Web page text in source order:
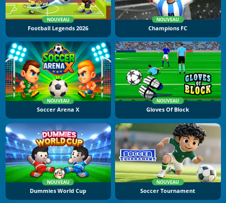
NOUVEAU
Football Legends 2026
NOUVEAU
Champions FC
NOUVEAU
Soccer Arena X
NOUVEAU
Gloves Of Block
NOUVEAU
Dummies World Cup
NOUVEAU
Soccer Tournament